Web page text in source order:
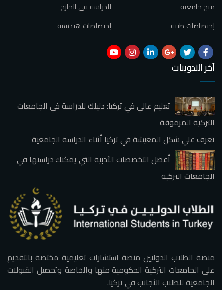
الدراسة في الخارج
منح جامعية
إختصاصات هندسية
إختصاصات طبية
آخر التدوينات
تعليم عالي في تركيا: دليلك للدراسة في الجامعات
التركية المرموقة
تعرف علي شكل المعيشة في تركيا أثناء الدراسة الجامعية
أفضل التخصصات الأدبية التي يمكنك دراستها في
الجامعات التركية
منصة الطلاب الدوليين منصة استشارات تعليمية مختصة بالتقديم
على الجامعات التركية الحكومية منها والخاصة وتحصيل القبولات
الجامعية للطلاب الأجانب في تركيا.